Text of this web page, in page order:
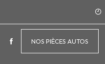
NOS PIÈCES AUTOS